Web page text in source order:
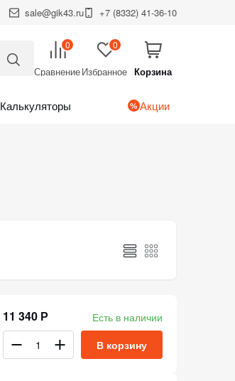
sale@gik43.ru +7 (8332) 41-36-10
0
Сравнение
0
Избранное Корзина
Калькуляторы Акции
Есть в наличии
11 340 Р
В корзину